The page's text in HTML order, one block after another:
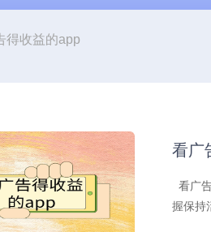
得收益的app
看广
看广
握保持